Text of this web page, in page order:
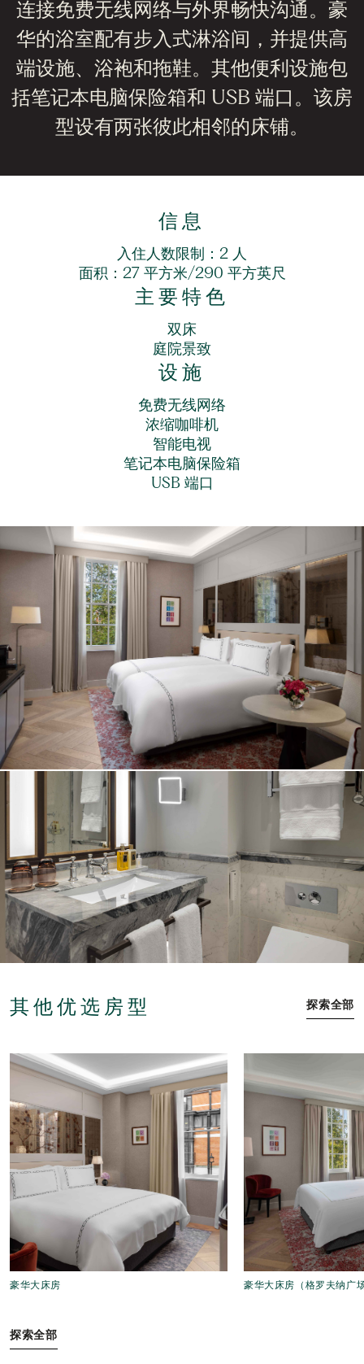
连接免费无线网络与外界畅快沟通。豪
华的浴室配有步入式淋浴间，并提供高
端设施、浴袍和拖鞋。其他便利设施包
括笔记本电脑保险箱和 USB 端口。该房
型设有两张彼此相邻的床铺。
信息
入住人数限制：2 人
面积：27 平方米/290 平方英尺
主要特色
双床
庭院景致
设施
免费无线网络
浓缩咖啡机
智能电视
笔记本电脑保险箱
USB 端口
其他优选房型 探索全部
豪华大床房 豪华大床房（格罗夫纳广
探索全部